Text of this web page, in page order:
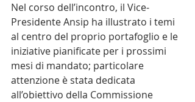
Nel corso dell’incontro, il Vice-
Presidente Ansip ha illustrato i temi
al centro del proprio portafoglio e le
iniziative pianificate per i prossimi
mesi di mandato; particolare
attenzione è stata dedicata
all’obiettivo della Commissione